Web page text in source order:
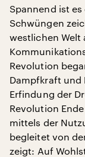
Spannend ist
Schwüngen
westlichen Welt
Revolution
Dampfkraft und
Erfindung der
Revolution
mittels der
begleitet von
zeigt: Auf